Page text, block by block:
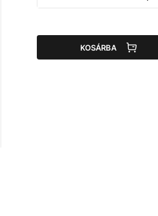
KOSÁRBA